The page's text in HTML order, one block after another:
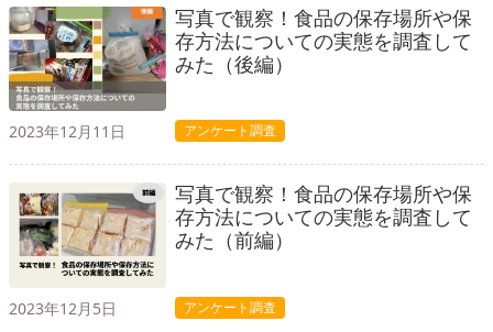
写真で観察！食品の保存場所や保
存方法についての実態を調査して
みた（後編）
2023年12月11日 アンケート調査
写真で観察！食品の保存場所や保
存方法についての実態を調査して
みた（前編）
2023年12月5日 アンケート調査